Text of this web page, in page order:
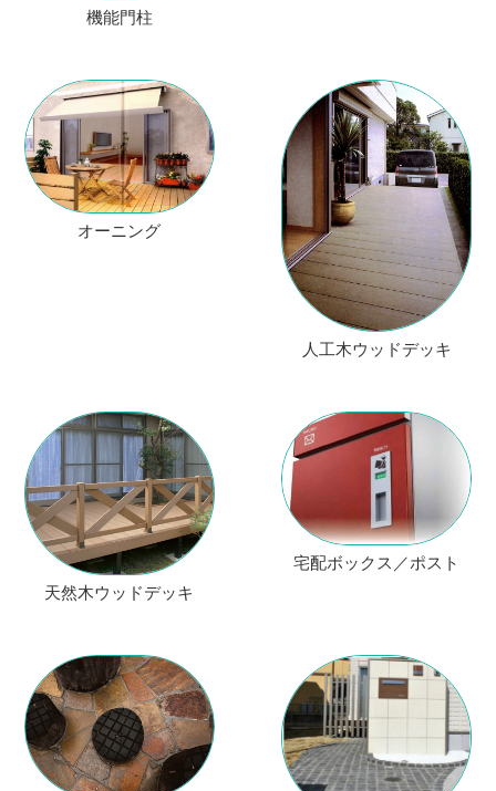
機能門柱
オーニング
人工木ウッドデッキ
天然木ウッドデッキ
宅配ボックス／ポスト